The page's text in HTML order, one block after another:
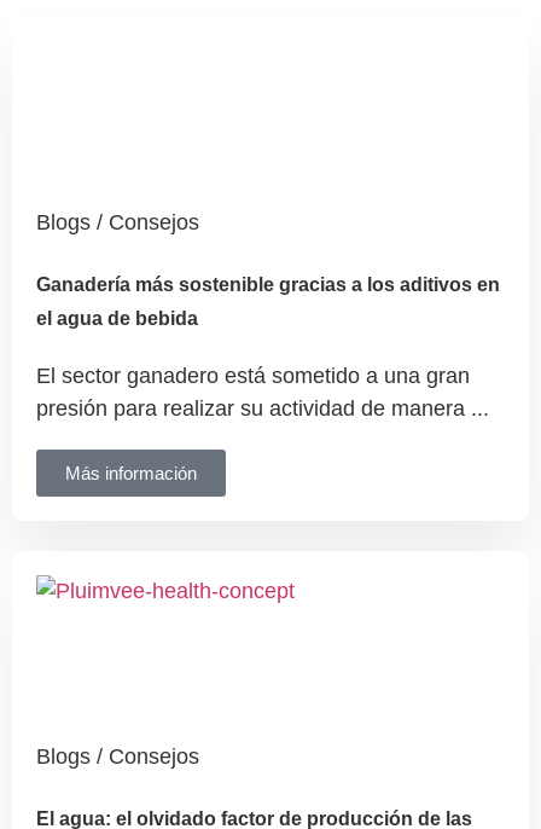
Blogs / Consejos
Ganadería más sostenible gracias a los aditivos en
el agua de bebida
El sector ganadero está sometido a una gran
presión para realizar su actividad de manera ...
Más información
Blogs / Consejos
El agua: el olvidado factor de producción de las